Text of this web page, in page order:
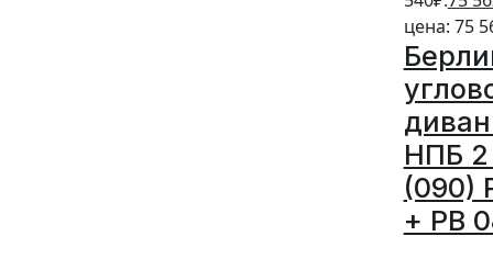
цена: 75
НПБ 2
(090)
+ PB